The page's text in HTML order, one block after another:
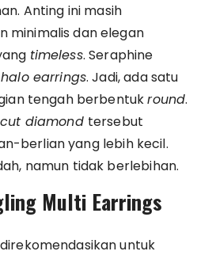
Anting ini masih
minimalis dan elegan
timeless. Seraphine
halo earrings. Jadi, ada satu
tengah berbentukround.
diamond tersebut
berlian yang lebih kecil.
namun tidak berlebihan.
Multi Earrings
untuk